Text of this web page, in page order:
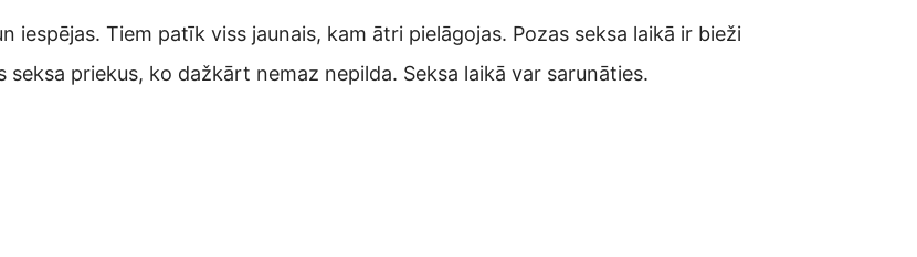
iespējas. Tiem patīk viss jaunais, kam ātri pielāgojas. Pozas seksa laikā ir bieži
priekus, ko dažkārt nemaz nepilda. Seksa laikā var sarunāties.